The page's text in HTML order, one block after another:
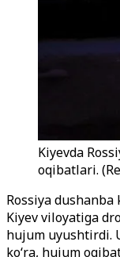
Kiyevda
oqibatlari.
Rossiya
Kiyev viloyatiga
hujum uyushtirdi.
ko‘ra, hujum